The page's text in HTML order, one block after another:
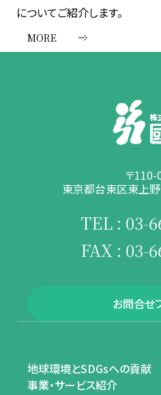
についてご紹介します。
MORE
〒110-
東京都台東区東上
TEL : 03-
FAX : 03-
お問合せ
地球環境とSDGsへの貢献
事業・サービス紹介